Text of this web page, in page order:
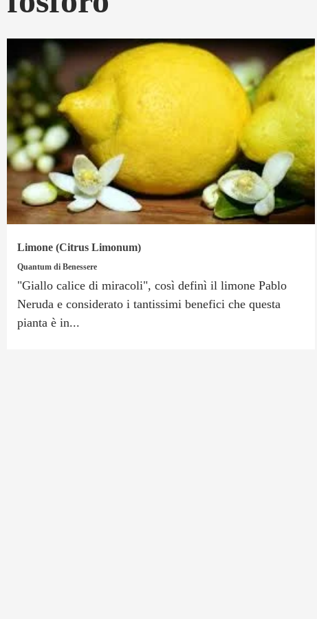
Limone (Citrus Limonum)
Quantum di Benessere
"Giallo calice di miracoli", così definì il limone Pablo
Neruda e considerato i tantissimi benefici che questa
pianta è in...